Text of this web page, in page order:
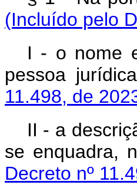
(Incluído pelo
I - o nome
pessoa
11.498, de
II - a
se enquadra,
Decreto nº